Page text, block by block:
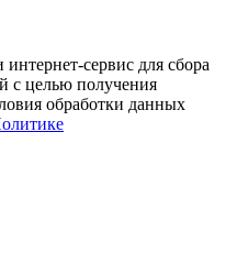
сервис для сбора
с целью получения
обработки данных